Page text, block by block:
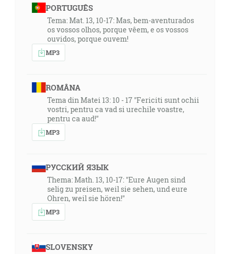
PORTUGUÊS
Tema: Mat. 13, 10-17: Mas, bem-aventurados
os vossos olhos, porque vêem, e os vossos
ouvidos, porque ouvem!
MP3
ROMÂNA
Tema din Matei 13: 10 - 17 "Fericiti sunt ochii
vostri, pentru ca vad si urechile voastre,
pentru ca aud!"
MP3
РУССКИЙ ЯЗЫК
Thema: Math. 13, 10-17: "Eure Augen sind
selig zu preisen, weil sie sehen, und eure
Ohren, weil sie hören!"
MP3
SLOVENSKY